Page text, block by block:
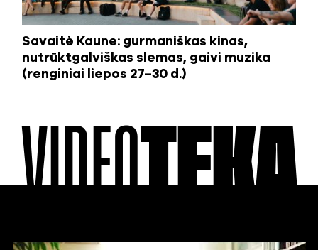
Savaitė Kaune: gurmaniškas kinas,
nutrūktgalviškas slemas, gaivi muzika
(renginiai liepos 27–30 d.)
VIDEOTEKA